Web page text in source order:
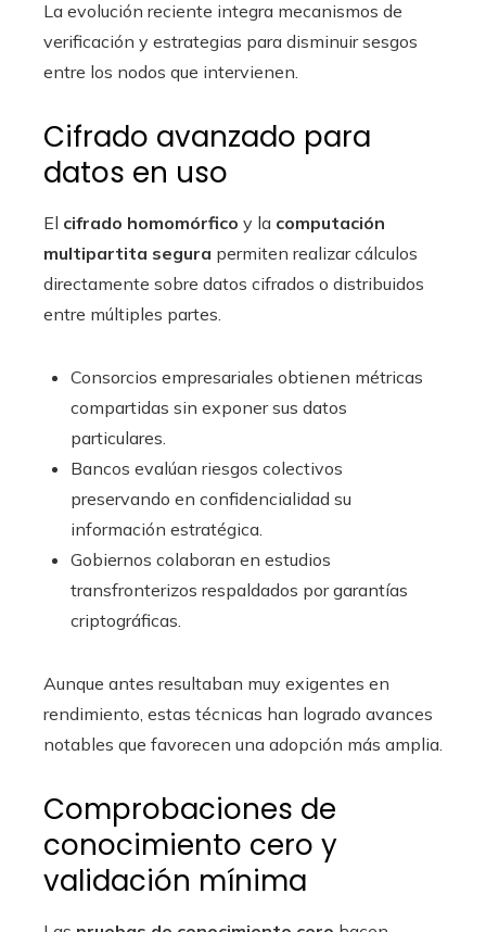
La evolución reciente integra mecanismos de
verificación y estrategias para disminuir sesgos
entre los nodos que intervienen.
Cifrado avanzado para
datos en uso
El cifrado homomórfico y la computación
multipartita segura permiten realizar cálculos
directamente sobre datos cifrados o distribuidos
entre múltiples partes.
Consorcios empresariales obtienen métricas
compartidas sin exponer sus datos
particulares.
Bancos evalúan riesgos colectivos
preservando en confidencialidad su
información estratégica.
Gobiernos colaboran en estudios
transfronterizos respaldados por garantías
criptográficas.
Aunque antes resultaban muy exigentes en
rendimiento, estas técnicas han logrado avances
notables que favorecen una adopción más amplia.
Comprobaciones de
conocimiento cero y
validación mínima